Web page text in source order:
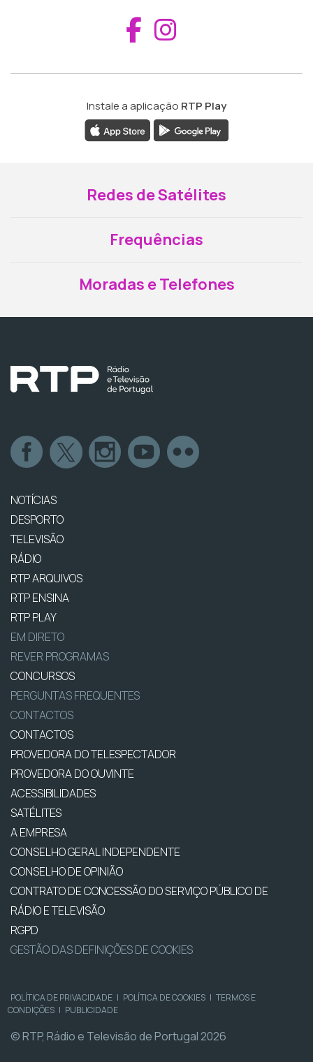
Aceder ao
Instale a aplicação RTP Play
Redes de Satélites
Frequências
Moradas e Telefones
NOTÍCIAS
DESPORTO
TELEVISÃO
RÁDIO
RTP ARQUIVOS
RTP ENSINA
RTP PLAY
EM DIRETO
REVER PROGRAMAS
CONCURSOS
PERGUNTAS FREQUENTES
CONTACTOS
CONTACTOS
PROVEDORA DO TELESPECTADOR
PROVEDORA DO OUVINTE
ACESSIBILIDADES
SATÉLITES
A EMPRESA
CONSELHO GERAL INDEPENDENTE
CONSELHO DE OPINIÃO
CONTRATO DE CONCESSÃO DO SERVIÇO PÚBLICO DE
RÁDIO E TELEVISÃO
RGPD
GESTÃO DAS DEFINIÇÕES DE COOKIES
POLÍTICA DE PRIVACIDADE | POLÍTICA DE COOKIES | TERMOS E
CONDIÇÕES | PUBLICIDADE
© RTP, Rádio e Televisão de Portugal 2026